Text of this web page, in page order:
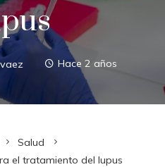
Hace 2 años
Salud
el tratamiento del lupus